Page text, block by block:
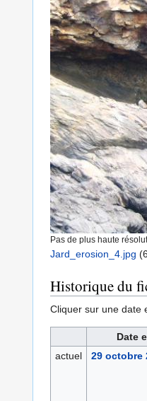
Pas de plus haute
Jard_erosion_4.jpg
Historique du
Cliquer sur une date
Date
actuel
29 octobre